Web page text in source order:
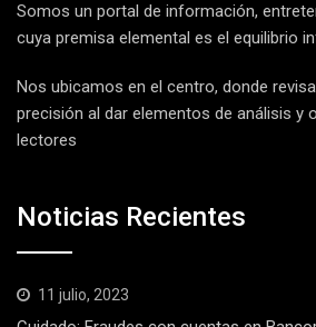
Somos un portal de información,
cuya premisa elemental es el equilibrio
Nos ubicamos en el centro, donde
precisión al dar elementos de análisis y
lectores
Noticias Recientes
11 julio, 2023